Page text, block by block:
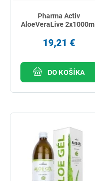
Pharma Activ
AloeVeraLive 2x1000ml
19,21 €
DO KOŠÍKA